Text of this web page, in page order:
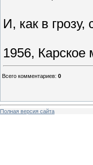
И, как в грозу,
1956, Карское
Всего комментариев: 0
Полная версия сайта